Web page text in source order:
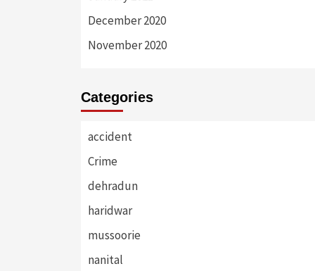
December 2020
November 2020
Categories
accident
Crime
dehradun
haridwar
mussoorie
nanital